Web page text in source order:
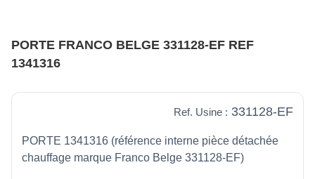
PORTE FRANCO BELGE 331128-EF REF
1341316
Ref. Usine : 331128-EF
PORTE 1341316 (référence interne pièce détachée
chauffage marque Franco Belge 331128-EF)